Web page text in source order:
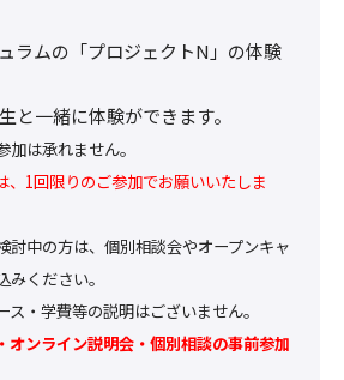
ラムの「プロジェクトN」の体験
と一緒に体験ができます。
は承れません。
1回限りのご参加でお願いいたしま
討中の方は、個別相談会やオープンキャ
みください。
・学費等の説明はございません。
オンライン説明会・個別相談の事前参加